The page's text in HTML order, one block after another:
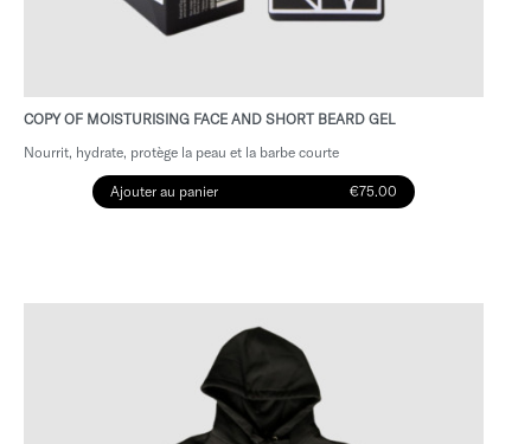
COPY OF MOISTURISING FACE AND SHORT BEARD GEL
Nourrit, hydrate, protège la peau et la barbe courte
Ajouter au panier €75.00